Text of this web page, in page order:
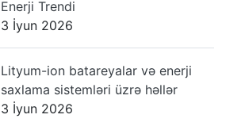
Enerji Trendi
3 İyun 2026
Lityum-ion batareyalar və enerji
saxlama sistemləri üzrə həllər
3 İyun 2026